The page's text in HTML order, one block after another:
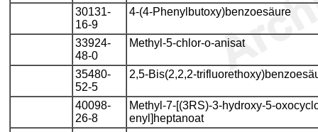
30131-
16-9
4-(4-Phenylbutoxy)benzoesäure
33924-
48-0
Methyl-5-chlor-o-anisat
35480-
52-5
2,5-Bis(2,2,2-
40098-
26-8
Methyl-7-[(3RS)-3-hydroxy-5-
enyl]heptanoat